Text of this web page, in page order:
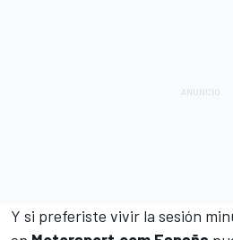
Y si preferiste vivir la sesión